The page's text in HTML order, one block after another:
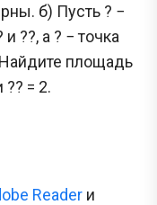
б) Пусть ? −
??, а ? − точка
площадь
?? = 2.
Reader и